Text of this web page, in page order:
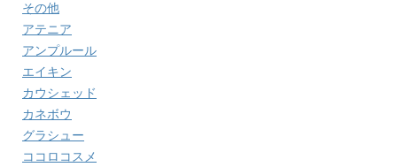
その他
アテニア
アンプルール
エイキン
カウシェッド
カネボウ
グラシュー
ココロコスメ